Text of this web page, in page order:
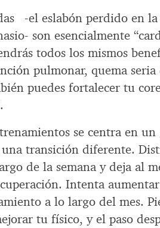
-el eslabón perdido en
son esencialmente
todos los mismos
pulmonar, quema seria
puedes fortalecer tu
se centra en
transición diferente.
de la semana y deja al
Intenta
a lo largo del mes.
tu físico, y el paso